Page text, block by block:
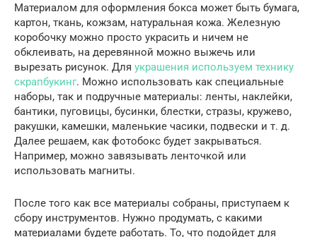
Материалом для оформления бокса может быть бумага,
картон, ткань, кожзам, натуральная кожа. Железную
коробочку можно просто украсить и ничем не
обклеивать, на деревянной можно выжечь или
вырезать рисунок. Для украшения используем технику
скрапбукинг. Можно использовать как специальные
наборы, так и подручные материалы: ленты, наклейки,
бантики, пуговицы, бусинки, блестки, стразы, кружево,
ракушки, камешки, маленькие часики, подвески и т. д.
Далее решаем, как фотобокс будет закрываться.
Например, можно завязывать ленточкой или
использовать магниты.
После того как все материалы собраны, приступаем к
сбору инструментов. Нужно продумать, с какими
материалами будете работать. То, что подойдет для